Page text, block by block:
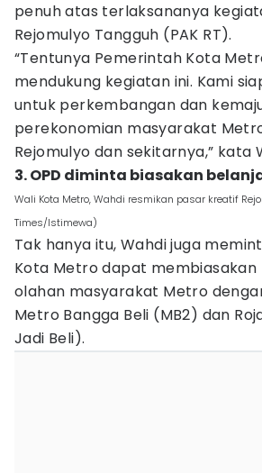
penuh atas terlaksananya
Rejomulyo Tangguh (PAK RT).
“Tentunya Pemerintah Kota
mendukung kegiatan ini. Kami
untuk perkembangan dan
perekonomian masyarakat
Rejomulyo dan sekitarnya,” kata
3. OPD diminta biasakan
Wali Kota Metro, Wahdi resmikan pasar kreatif
Times/Istimewa)
Tak hanya itu, Wahdi juga
Kota Metro dapat membiasakan
olahan masyarakat Metro
Metro Bangga Beli (MB2) dan
Jadi Beli).